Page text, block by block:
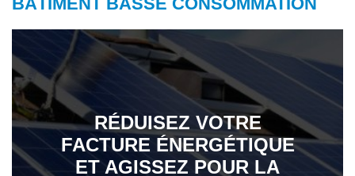
RÉDUISEZ VOTRE
FACTURE ÉNERGÉTIQUE
ET AGISSEZ POUR LA